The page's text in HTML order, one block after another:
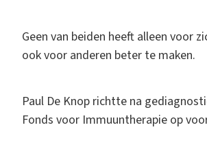
Geen van beiden heeft alleen voor
ook voor anderen beter te maken.
Paul De Knop richtte na
Fonds voor Immuuntherapie op